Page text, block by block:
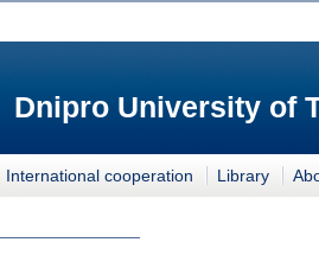
Dnipro University of
International cooperation Library